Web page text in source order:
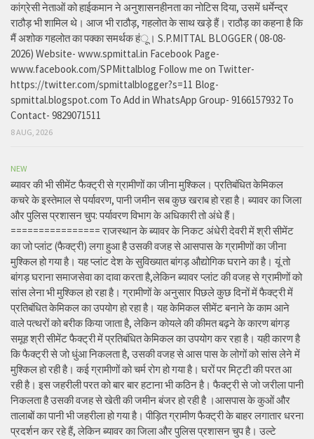
कांग्रेसी नेताओं को हाईकमान ने अनुशासनहीनता का नोटिस दिया, उसमें धर्मेन्द्र
राठौड़ भी शामिल थे। आज भी राठौड़, गहलोत के साथ खड़े हैं। राठौड़ का कहना है कि
मैं अशोक गहलोत का पक्का समर्थक हंू। S.P.MITTAL BLOGGER ( 08-08-
2026) Website- www.spmittal.in Facebook Page-
www.facebook.com/SPMittalblog Follow me on Twitter-
https://twitter.com/spmittalblogger?s=11 Blog-
spmittal.blogspot.com To Add in WhatsApp Group- 9166157932 To
Contact- 9829071511
8 AUG, 2026
NEW
ब्यावर की भी सीमेंट फैक्ट्री से ग्रामीणों का जीना मुश्किल। प्रतिबंधित केमिकल
कचरे के इस्तेमाल से पर्यावरण, पानी जमीन सब कुछ खराब हो रहा है। ब्यावर का जिला
और पुलिस प्रशासन चुप: पर्यावरण विभाग के अधिकारी तो अंधे हैं।
================ राजस्थान के ब्यावर के निकट अंधेरी देवरी में श्री सीमेंट
का जो प्लांट (फैक्ट्री) लगा हुआ है उसकी वजह से आसपास के ग्रामीणों का जीना
मुश्किल हो गया है। यह प्लांट देश के सुविख्यात बांगड़ औद्योगिक घराने का है। यूं तो
बांगड़ घराना समाजसेवा का दावा करता है,लेकिन ब्यावर प्लांट की वजह से ग्रामीणों को
सांस लेना भी मुश्किल हो रहा है। ग्रामीणों के अनुसार पिछले कुछ दिनों में फैक्ट्री में
प्रतिबंधित केमिकल का उपयोग हो रहा है। यह केमिकल सीमेंट बनाने के काम आने
वाले पत्थरों को बरीक किया जाता है, लेकिन कोयले की कीमत बढ़ने के कारण बांगड़
समूह श्री सीमेंट फैक्ट्री में प्रतिबंधित केमिकल का उपयोग कर रहा है। यही कारण है
कि फैक्ट्री से जो धुंआ निकलता है, उसकी वजह से आस पास के लोगों को सांस लेने में
मुश्किल हो रही है। कई ग्रामीणों को चर्म रोग हो गया है। घरों पर मिट्टी की परत आ
रही है। इस जहरीली परत को बार बार हटाना भी कठिन है। फैक्ट्री से जो जरीला पानी
निकलता है उसकी वजह से खेती की जमीन बंजर हो रही है ।आसपास के कुओं और
तालाबों का पानी भी जहरीला हो गया है। पीड़ित ग्रामीण फैक्ट्री के बाहर लगातार धरना
प्रदर्शन कर रहे हैं, लेकिन ब्यावर का जिला और पुलिस प्रशासन चुप है। उल्टे